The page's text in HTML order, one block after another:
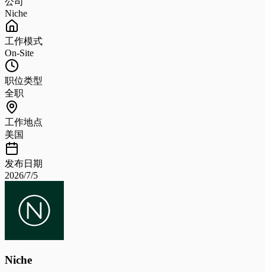
Niche
工作模式
On-Site
职位类型
全职
工作地点
美国
发布日期
2026/7/5
Niche